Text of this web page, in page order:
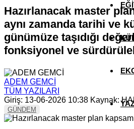
Hazırlanacak master
aynı zamanda tarihi ve
günümüze taşıdığı
fonksiyonel ve
ADEM GEMCİ
TÜM YAZILARI
Giriş: 13-06-2026 10:38 Kaynak:
GÜNDEM